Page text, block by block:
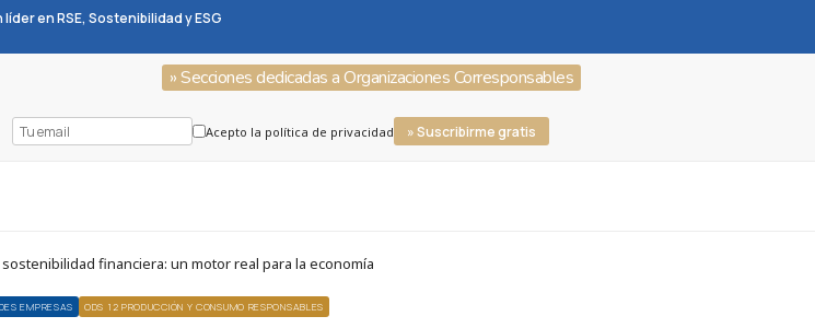
en RSE, Sostenibilidad y ESG
» Secciones dedicadas a Organizaciones Corresponsables
Acepto la política de privacidad » Suscribirme gratis
financiera: un motor real para la economía
EMPRESAS ODS 12 PRODUCCIÓN Y CONSUMO RESPONSABLES